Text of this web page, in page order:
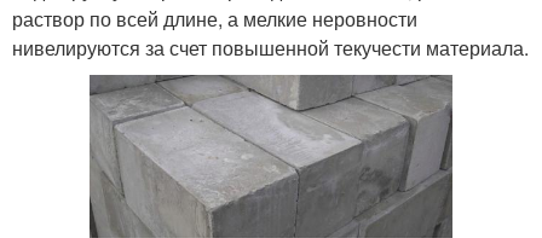
раствор по всей длине, а мелкие неровности
нивелируются за счет повышенной текучести материала.